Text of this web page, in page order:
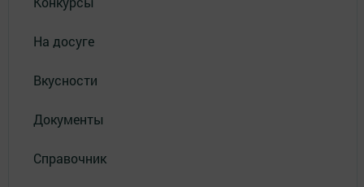
На досуге
Вкусности
Документы
Справочник